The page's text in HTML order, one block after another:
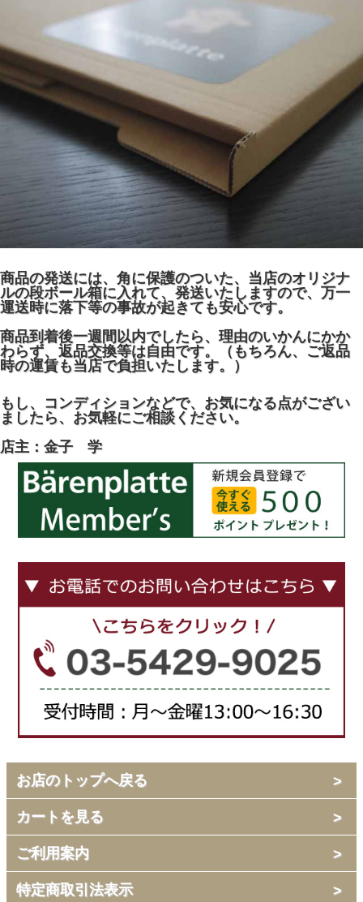
商品の発送には、角に保護のついた、当店のオリジナ
ルの段ボール箱に入れて、発送いたしますので、万一
運送時に落下等の事故が起きても安心です。
商品到着後一週間以内でしたら、理由のいかんにかか
わらず、返品交換等は自由です。（もちろん、ご返品
時の運賃も当店で負担いたします。）
もし、コンディションなどで、お気になる点がござい
ましたら、お気軽にご相談ください。
店主：金子 学
お店のトップへ戻る
カートを見る
ご利用案内
特定商取引法表示